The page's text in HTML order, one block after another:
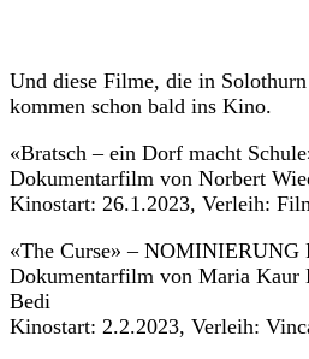
Und diese Filme, die in
kommen schon bald ins Kino.
«Bratsch – ein Dorf macht
Dokumentarfilm von Norbert
Kinostart: 26.1.2023, Verleih:
«The Curse» – NOMINIERUNG
Dokumentarfilm von Maria Kaur
Bedi
Kinostart: 2.2.2023, Verleih: